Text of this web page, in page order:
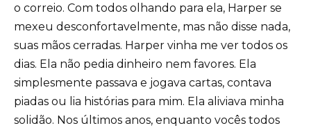
o correio. Com todos olhando para ela, Harper se
mexeu desconfortavelmente, mas não disse nada,
suas mãos cerradas. Harper vinha me ver todos os
dias. Ela não pedia dinheiro nem favores. Ela
simplesmente passava e jogava cartas, contava
piadas ou lia histórias para mim. Ela aliviava minha
solidão. Nos últimos anos, enquanto vocês todos